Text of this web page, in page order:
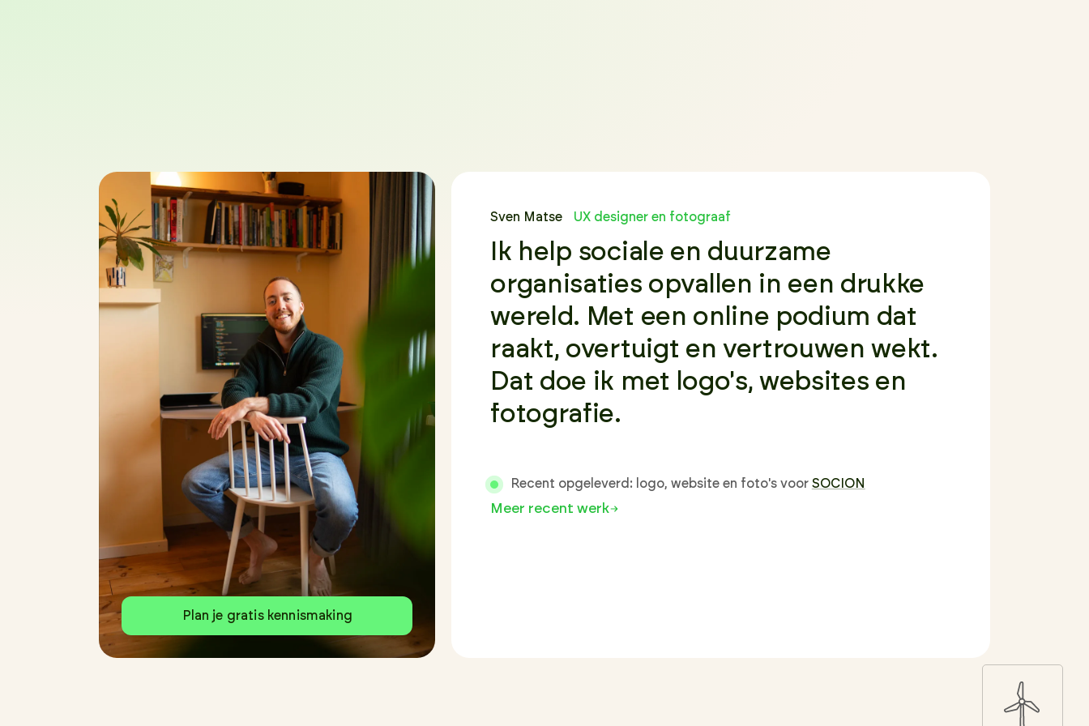
Plan je gratis kennismaking
Sven Matse UX designer en fotograaf
Ik help sociale en duurzame
organisaties opvallen in een drukke
wereld. Met een online podium dat
raakt, overtuigt en vertrouwen wekt.
Dat doe ik met logo's, websites en
fotografie.
Recent opgeleverd: logo, website en foto's voor SOCION
Meer recent werk